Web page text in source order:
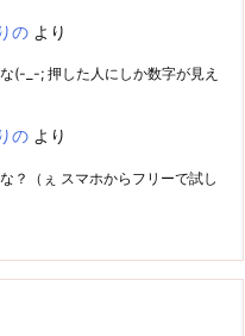
のより
(-_-; 押した人にしか数字が見え
のより
？（ぇ スマホからフリーで試し